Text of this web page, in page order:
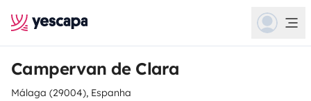
Campervan de Clara
Málaga (29004), Espanha